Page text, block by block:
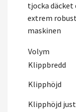
tjocka
extrem
maskinen
Volym
Klippbredd
Klipphöjd
Klipphöjd